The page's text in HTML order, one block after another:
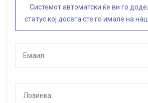
Системот автоматски ќе ви го
статус кој досега сте го имале на